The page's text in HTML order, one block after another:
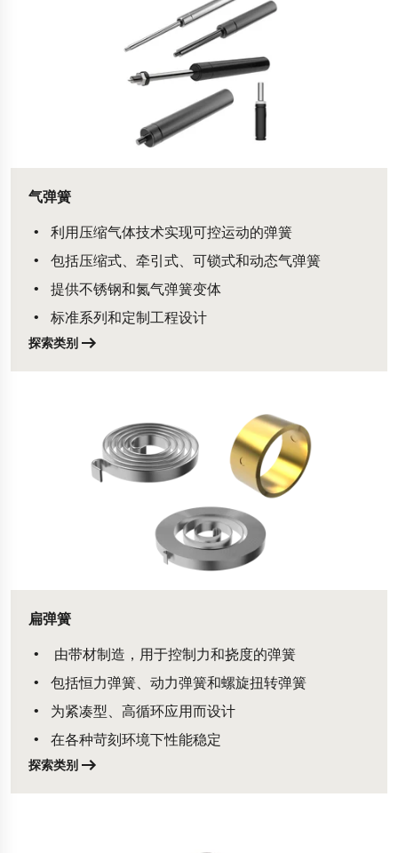
气弹簧
利用压缩气体技术实现可控运动的弹簧
包括压缩式、牵引式、可锁式和动态气弹簧
提供不锈钢和氮气弹簧变体
标准系列和定制工程设计
探索类别
扁弹簧
由带材制造，用于控制力和挠度的弹簧
包括恒力弹簧、动力弹簧和螺旋扭转弹簧
为紧凑型、高循环应用而设计
在各种苛刻环境下性能稳定
探索类别